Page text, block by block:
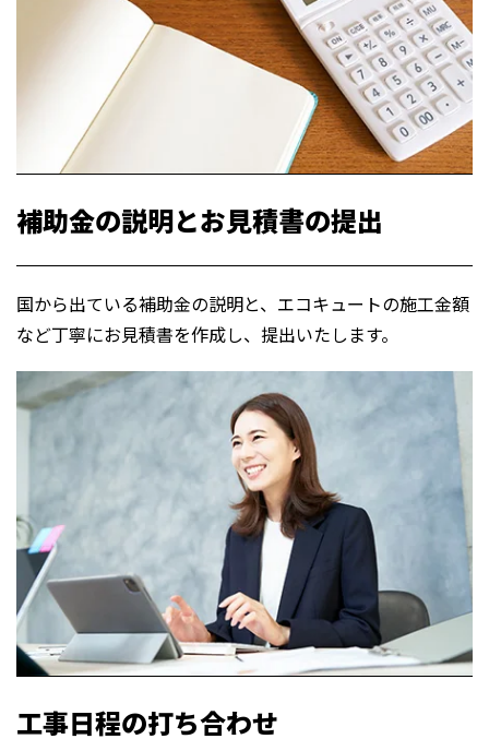
補助金の説明とお見積書の提出
国から出ている補助金の説明と、エコキュートの施工金額
など丁寧にお見積書を作成し、 提出いたします。
工事日程の打ち合わせ